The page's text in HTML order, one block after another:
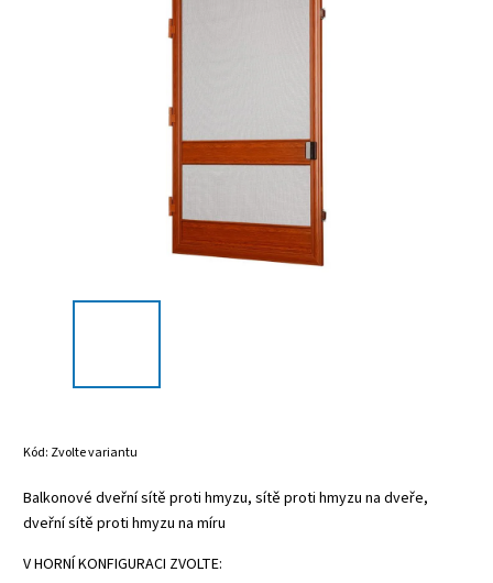
Kód: Zvolte variantu
Balkonové dveřní sítě proti hmyzu, sítě proti hmyzu na dveře,
dveřní sítě proti hmyzu na míru
V HORNÍ KONFIGURACI ZVOLTE: